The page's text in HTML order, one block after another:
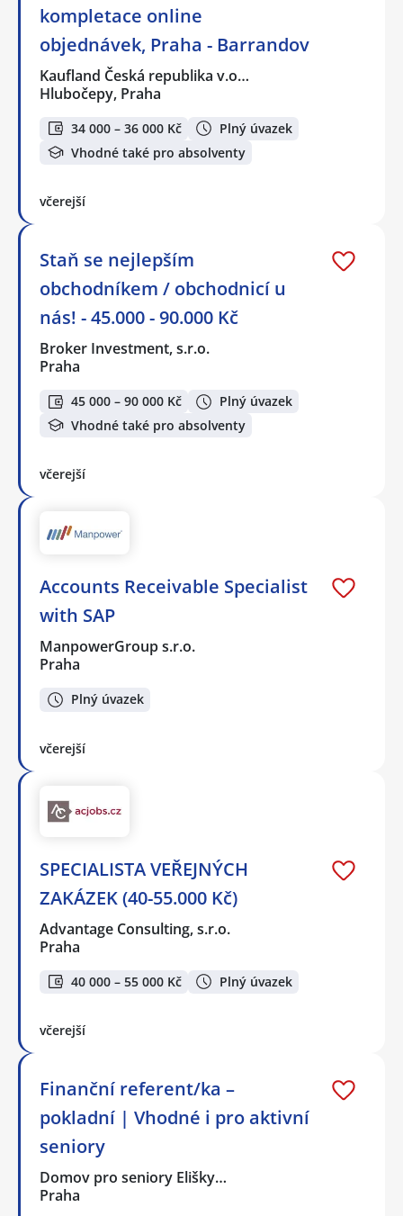
kompletace online
objednávek, Praha - Barrandov
Kaufland Česká republika v.o…
Hlubočepy, Praha
34 000 – 36 000 Kč
Plný úvazek
Vhodné také pro absolventy
včerejší
Staň se nejlepším
obchodníkem / obchodnicí u
nás! - 45.000 - 90.000 Kč
Broker Investment, s.r.o.
Praha
45 000 – 90 000 Kč
Plný úvazek
Vhodné také pro absolventy
včerejší
Accounts Receivable Specialist
with SAP
ManpowerGroup s.r.o.
Praha
Plný úvazek
včerejší
SPECIALISTA VEŘEJNÝCH
ZAKÁZEK (40-55.000 Kč)
Advantage Consulting, s.r.o.
Praha
40 000 – 55 000 Kč Plný úvazek
včerejší
Finanční referent/ka –
pokladní | Vhodné i pro aktivní
seniory
Domov pro seniory Elišky…
Praha